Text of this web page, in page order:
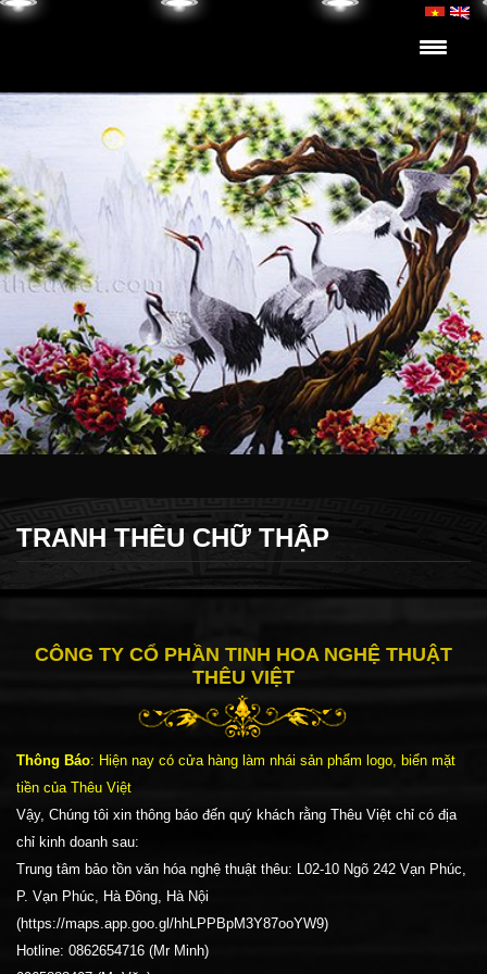
Skip to content
TRANH THÊU CHỮ THẬP
CÔNG TY CỔ PHẦN TINH HOA NGHỆ THUẬT
THÊU VIỆT
Thông Báo: Hiện nay có cửa hàng làm nhái sản phẩm logo, biển mặt
tiền của Thêu Việt
Vậy, Chúng tôi xin thông báo đến quý khách rằng Thêu Việt chỉ có địa
chỉ kinh doanh sau:
Trung tâm bảo tồn văn hóa nghệ thuật thêu: L02-10 Ngõ 242 Vạn Phúc,
P. Vạn Phúc, Hà Đông, Hà Nội
(https://maps.app.goo.gl/hhLPPBpM3Y87ooYW9)
Hotline: 0862654716 (Mr Minh)